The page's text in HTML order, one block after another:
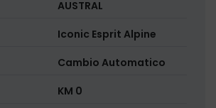
AUSTRAL
Iconic Esprit Alpine
Cambio Automatico
KM 0